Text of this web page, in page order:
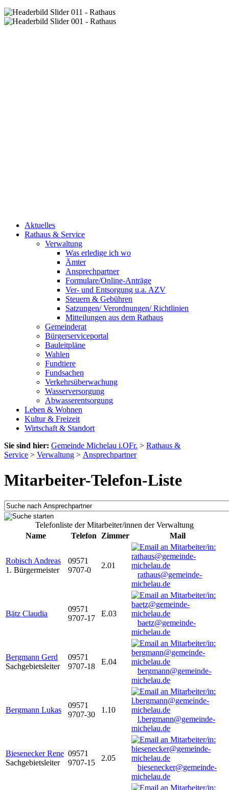
Aktuelles
Rathaus & Service
Verwaltung
Was erledige ich wo
Ämter
Ansprechpartner
Formulare/Online-Anträge
Ver- und Entsorgung u.a. AZV
Steuern & Gebühren
Satzungen/ Verordnungen/ Richtlinien
Mitteilungen aus dem Rathaus
Gemeinderat
Bürgerserviceportal
Bauleitpläne
Wahlen
Fundtiere
Fundsachen
Verkehrsüberwachung
Wasserversorgung
Abwasserentsorgung
Leben & Wohnen
Kultur & Freizeit
Wirtschaft & Standort
Sie sind hier: Gemeinde Michelau i.OFr. > Rathaus &
Service > Verwaltung > Ansprechpartner
Mitarbeiter-Telefon-Liste
Telefonliste der Mitarbeiter/innen der Verwaltung
Name
Telefon Zimmer Mail
Robisch Andreas
1. Bürgermeister
09571
9707-0
2.01
rathaus@gemeinde-
michelau.de
Bätz Claudia
09571
9707-17
E.03
baetz@gemeinde-
michelau.de
Bergmann Gerd
Sachgebietsleiter
09571
9707-18
E.04
bergmann@gemeinde-
michelau.de
Bergmann Lukas
09571
9707-30
1.10
l.bergmann@gemeinde-
michelau.de
Biesenecker Rene
Sachgebietsleiter
09571
9707-15
2.05
biesenecker@gemeinde-
michelau.de